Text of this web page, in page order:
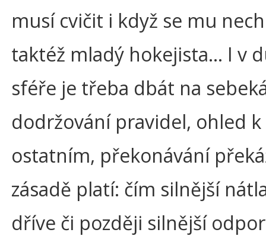
musí cvičit i když se mu
taktéž mladý hokejista… I v
sféře je třeba dbát na
dodržování pravidel, ohled k
ostatním, překonávání
zásadě platí: čím silnější
dříve či později silnější